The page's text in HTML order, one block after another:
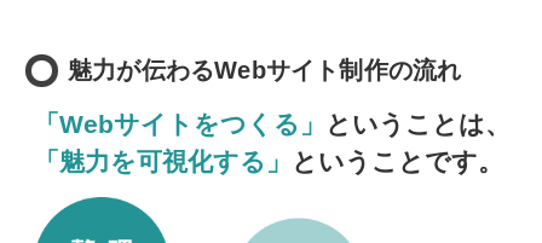
魅力が伝わるWebサイト制作の流れ
「Webサイトをつくる」
ということは、
「魅力を可視化する」
ということです。